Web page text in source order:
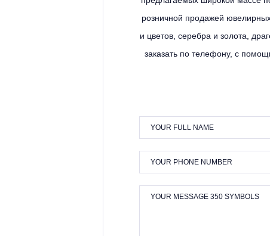
розничной продажей
и цветов, серебра и золота,
заказать по телефону, с